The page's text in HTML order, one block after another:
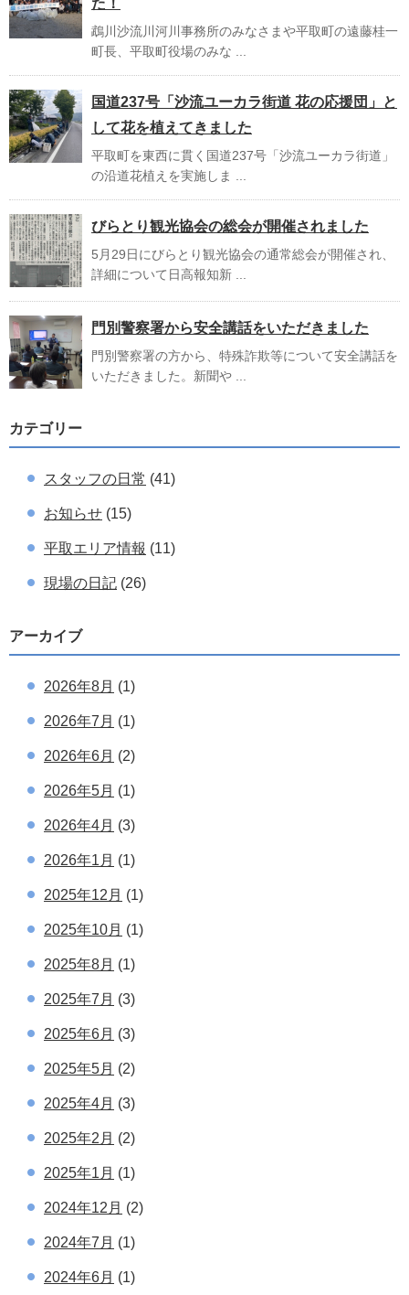
た！
鵡川沙流川河川事務所のみなさまや平取町の遠藤桂一
町長、平取町役場のみな ...
国道237号「沙流ユーカラ街道 花の応援団」と
して花を植えてきました
平取町を東西に貫く国道237号「沙流ユーカラ街道」
の沿道花植えを実施しま ...
びらとり観光協会の総会が開催されました
5月29日にびらとり観光協会の通常総会が開催され、
詳細について日高報知新 ...
門別警察署から安全講話をいただきました
門別警察署の方から、特殊詐欺等について安全講話を
いただきました。新聞や ...
カテゴリー
スタッフの日常 (41)
お知らせ (15)
平取エリア情報 (11)
現場の日記 (26)
アーカイブ
2026年8月 (1)
2026年7月 (1)
2026年6月 (2)
2026年5月 (1)
2026年4月 (3)
2026年1月 (1)
2025年12月 (1)
2025年10月 (1)
2025年8月 (1)
2025年7月 (3)
2025年6月 (3)
2025年5月 (2)
2025年4月 (3)
2025年2月 (2)
2025年1月 (1)
2024年12月 (2)
2024年7月 (1)
2024年6月 (1)